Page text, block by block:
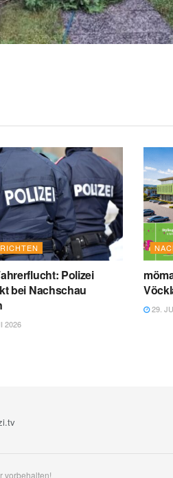
Polizei
bei Nachschau
2026
29.
vorbehalten!